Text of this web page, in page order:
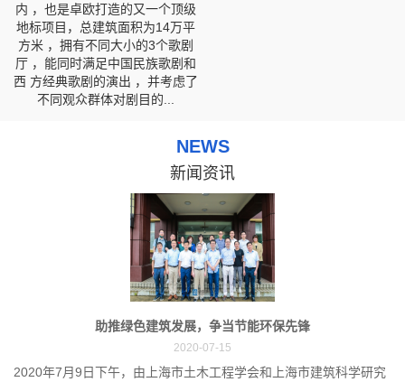
内 ，也是卓欧打造的又一个顶级
地标项目，总建筑面积为14万平
方米 ，拥有不同大小的3个歌剧
厅 ，能同时满足中国民族歌剧和
西 方经典歌剧的演出 ，并考虑了
不同观众群体对剧目的...
NEWS
新闻资讯
助推绿色建筑发展，争当节能环保先锋
2020-07-15
2020年7月9日下午，由上海市土木工程学会和上海市建筑科学研究